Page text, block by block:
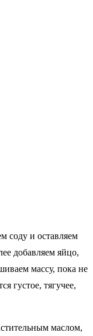
соду и оставляем
добавляем яйцо,
массу, пока не
густое, тягучее,
маслом,